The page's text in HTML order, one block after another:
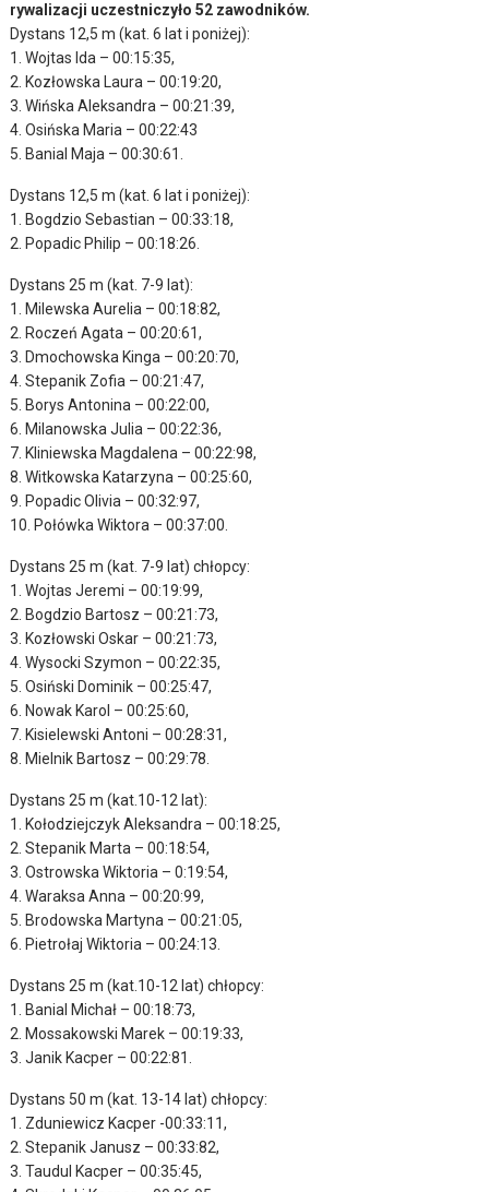
rywalizacji uczestniczyło 52 zawodników.
Dystans 12,5 m (kat. 6 lat i poniżej):
1. Wojtas Ida – 00:15:35,
2. Kozłowska Laura – 00:19:20,
3. Wińska Aleksandra – 00:21:39,
4. Osińska Maria – 00:22:43
5. Banial Maja – 00:30:61.
Dystans 12,5 m (kat. 6 lat i poniżej):
1. Bogdzio Sebastian – 00:33:18,
2. Popadic Philip – 00:18:26.
Dystans 25 m (kat. 7-9 lat):
1. Milewska Aurelia – 00:18:82,
2. Roczeń Agata – 00:20:61,
3. Dmochowska Kinga – 00:20:70,
4. Stepanik Zofia – 00:21:47,
5. Borys Antonina – 00:22:00,
6. Milanowska Julia – 00:22:36,
7. Kliniewska Magdalena – 00:22:98,
8. Witkowska Katarzyna – 00:25:60,
9. Popadic Olivia – 00:32:97,
10. Połówka Wiktora – 00:37:00.
Dystans 25 m (kat. 7-9 lat) chłopcy:
1. Wojtas Jeremi – 00:19:99,
2. Bogdzio Bartosz – 00:21:73,
3. Kozłowski Oskar – 00:21:73,
4. Wysocki Szymon – 00:22:35,
5. Osiński Dominik – 00:25:47,
6. Nowak Karol – 00:25:60,
7. Kisielewski Antoni – 00:28:31,
8. Mielnik Bartosz – 00:29:78.
Dystans 25 m (kat.10-12 lat):
1. Kołodziejczyk Aleksandra – 00:18:25,
2. Stepanik Marta – 00:18:54,
3. Ostrowska Wiktoria – 0:19:54,
4. Waraksa Anna – 00:20:99,
5. Brodowska Martyna – 00:21:05,
6. Pietrołaj Wiktoria – 00:24:13.
Dystans 25 m (kat.10-12 lat) chłopcy:
1. Banial Michał – 00:18:73,
2. Mossakowski Marek – 00:19:33,
3. Janik Kacper – 00:22:81.
Dystans 50 m (kat. 13-14 lat) chłopcy:
1. Zduniewicz Kacper -00:33:11,
2. Stepanik Janusz – 00:33:82,
3. Taudul Kacper – 00:35:45,